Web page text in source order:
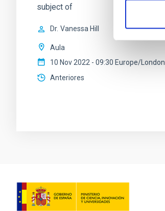
subject of
Dr. Vanessa Hill
Aula
10 Nov 2022 - 09:30 Europe/London
Anteriores